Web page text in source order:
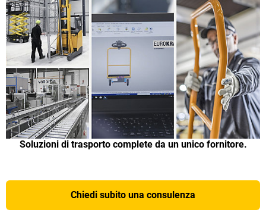
Soluzioni di trasporto complete da un unico fornitore.
Chiedi subito una consulenza